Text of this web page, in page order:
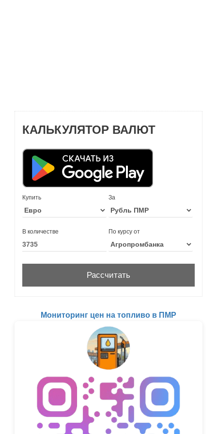
КАЛЬКУЛЯТОР ВАЛЮТ
Купить За
В количестве По курсу от
Мониторинг цен на топливо в ПМР